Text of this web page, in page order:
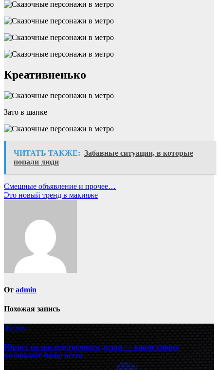
Креативненько
Зато в шапке
ЧИТАТЬ ТАКЖЕ: Забавные ситуации, в которые
попали люди
Навигация
по
Смешные объявление и прочее…
Это новый тренд в макияже
От admin
Похожая запись
Жизнь
Юрист по наследственным делам — какие споры
возникают чаще всего